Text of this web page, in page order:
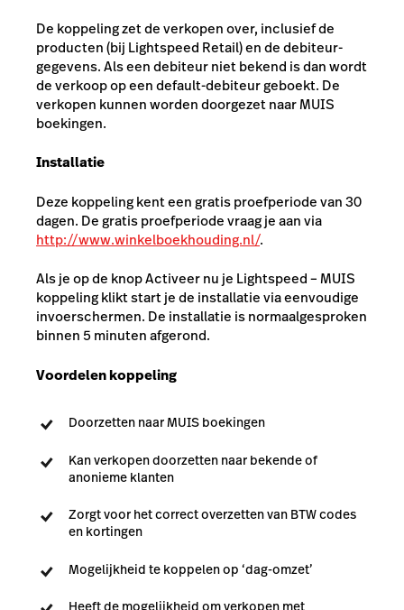
De koppeling zet de verkopen over, inclusief de
producten (bij Lightspeed Retail) en de debiteur-
gegevens. Als een debiteur niet bekend is dan wordt
de verkoop op een default-debiteur geboekt. De
verkopen kunnen worden doorgezet naar MUIS
boekingen.
Installatie
Deze koppeling kent een gratis proefperiode van 30
dagen. De gratis proefperiode vraag je aan via
http://www.winkelboekhouding.nl/.
Als je op de knop Activeer nu je Lightspeed – MUIS
koppeling klikt start je de installatie via eenvoudige
invoerschermen. De installatie is normaalgesproken
binnen 5 minuten afgerond.
Voordelen koppeling
Doorzetten naar MUIS boekingen
Kan verkopen doorzetten naar bekende of
anonieme klanten
Zorgt voor het correct overzetten van BTW codes
en kortingen
Mogelijkheid te koppelen op ‘dag-omzet’